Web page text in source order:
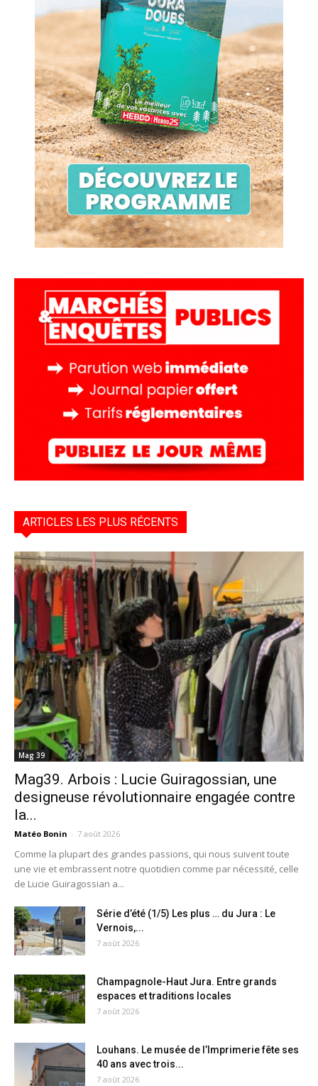
ARTICLES LES PLUS RÉCENTS
Mag 39
Mag39. Arbois : Lucie Guiragossian, une
designeuse révolutionnaire engagée contre
la...
Matéo Bonin - 7 août 2026
Comme la plupart des grandes passions, qui nous suivent toute
une vie et embrassent notre quotidien comme par nécessité, celle
de Lucie Guiragossian a...
Série d’été (1/5) Les plus … du Jura : Le
Vernois,...
7 août 2026
Champagnole-Haut Jura. Entre grands
espaces et traditions locales
7 août 2026
Louhans. Le musée de l’Imprimerie fête ses
40 ans avec trois...
7 août 2026